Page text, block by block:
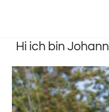
springen
Hi ich bin Johann